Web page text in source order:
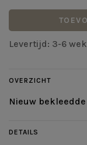
Levertijd: 3-6
OVERZICHT
Nieuw
DETAILS